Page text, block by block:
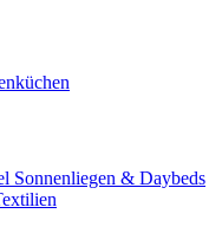
Sonnenliegen & Daybeds